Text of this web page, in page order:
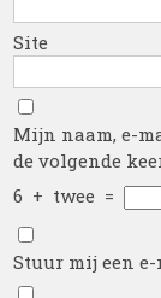
Site
Mijn naam, e-
de volgende
6 + twee =
Stuur mij een